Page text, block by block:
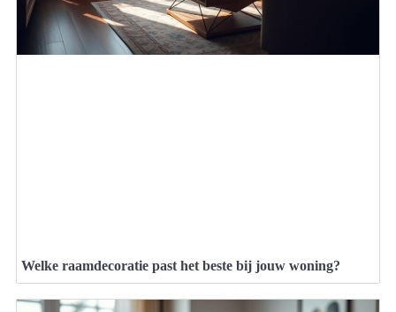
Welke raamdecoratie past het beste bij jouw woning?